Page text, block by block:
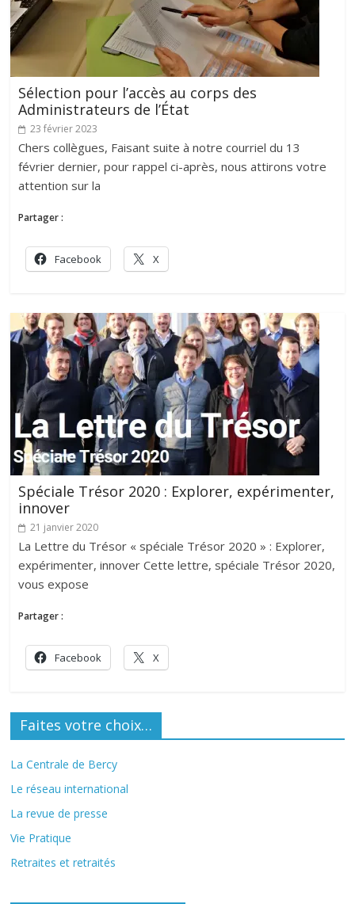
Sélection pour l’accès au corps des
Administrateurs de l’État
23 février 2023
Chers collègues, Faisant suite à notre courriel du 13
février dernier, pour rappel ci-après, nous attirons votre
attention sur la
Partager :
Facebook X
Spéciale Trésor 2020 : Explorer, expérimenter,
innover
21 janvier 2020
La Lettre du Trésor « spéciale Trésor 2020 » : Explorer,
expérimenter, innover Cette lettre, spéciale Trésor 2020,
vous expose
Partager :
Facebook X
Faites votre choix…
La Centrale de Bercy
Le réseau international
La revue de presse
Vie Pratique
Retraites et retraités